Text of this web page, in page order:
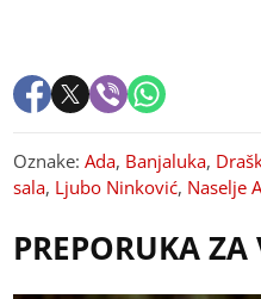
Oznake:Ada, Banjaluka,
sala, Ljubo Ninković, Naselje
PREPORUKA ZA